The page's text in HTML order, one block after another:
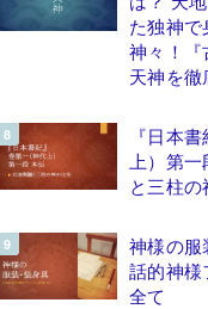
た独神
神々！『
天神を徹
『日本
上）第
と三柱の
神様の服
話的神様
全て